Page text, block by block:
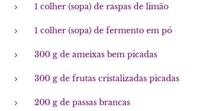
1 colher (sopa) de raspas de limão
1 colher (sopa) de fermento em pó
300 g de ameixas bem picadas
300 g de frutas cristalizadas picadas
200 g de passas brancas